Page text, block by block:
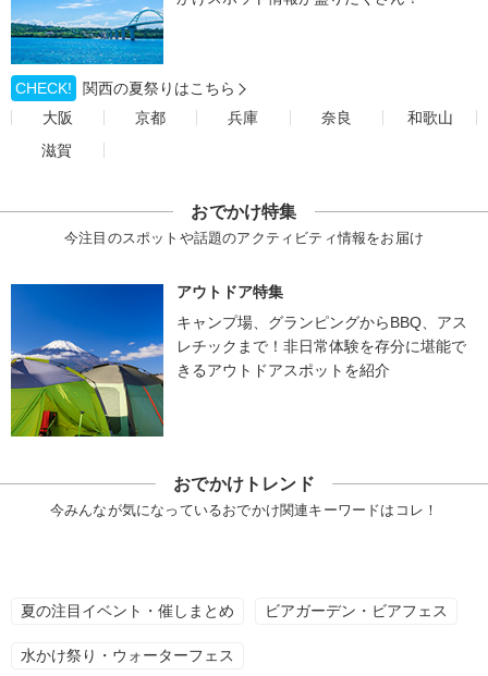
CHECK!
関西の夏祭りはこちら
大阪
京都 兵庫 奈良
和歌山
滋賀
おでかけ特集
今注目のスポットや話題のアクティビティ情報をお届け
アウトドア特集
キャンプ場、グランピングからBBQ、アス
レチックまで！非日常体験を存分に堪能で
きるアウトドアスポットを紹介
おでかけトレンド
今みんなが気になっているおでかけ関連キーワードはコレ！
夏の注目イベント・催しまとめ ビアガーデン・ビアフェス
水かけ祭り・ウォーターフェス